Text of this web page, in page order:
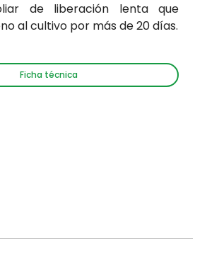
de liberación lenta que
al cultivo por más de 20 días.
Ficha técnica